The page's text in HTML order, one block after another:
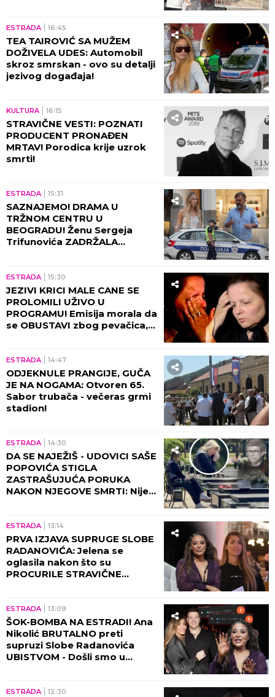
ESTRADA 16:45
TEA TAIROVIĆ SA MUŽEM
DOŽIVELA UDES: Automobil
skroz smrskan - ovo su detalji
jezivog događaja!
KULTURA 16:15
STRAVIČNE VESTI: POZNATI
PRODUCENT PRONAĐEN
MRTAV! Porodica krije uzrok
smrti!
ESTRADA 15:31
SAZNAJEMO! DRAMA U
TRŽNOM CENTRU U
BEOGRADU! Ženu Sergeja
Trifunovića ZADRŽALA
čega!
ESTRADA 15:30
JEZIVI KRICI MALE CANE SE
PROLOMILI UŽIVO U
PROGRAMU! Emisija morala da
se OBUSTAVI zbog pevačica,
ESTRADA 14:47
ODJEKNULE PRANGIJE, GUČA
JE NA NOGAMA: Otvoren 65.
Sabor trubača - večeras grmi
stadion!
ESTRADA 14:30
DA SE NAJEŽIŠ - UDOVICI SAŠE
POPOVIĆA STIGLA
ZASTRAŠUJUĆA PORUKA
NAKON NJEGOVE SMRTI: Nije
ESTRADA 13:14
PRVA IZJAVA SUPRUGE SLOBE
RADANOVIĆA: Jelena se
oglasila nakon što su
PROCURILE STRAVIČNE
ESTRADA 13:09
ŠOK-BOMBA NA ESTRADI! Ana
Nikolić BRUTALNO preti
supruzi Slobe Radanovića
UBISTVOM - Došli smo u
ESTRADA 12:30